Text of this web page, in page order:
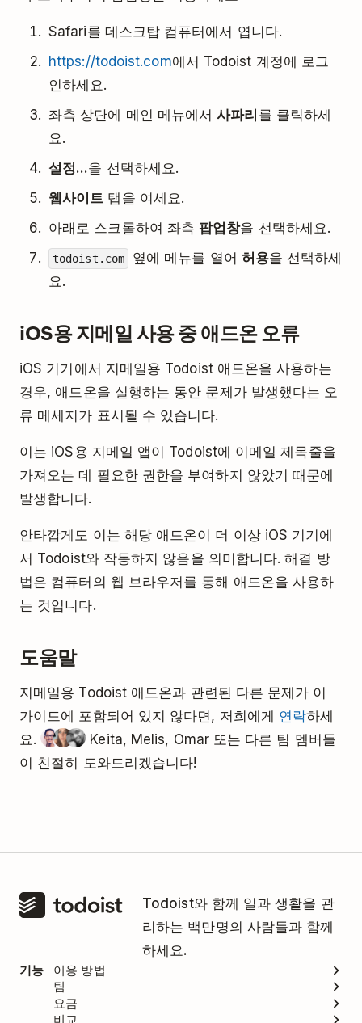
Safari를 데스크탑 컴퓨터에서 엽니다.
https://todoist.com에서 Todoist 계정에 로그
인하세요.
좌측 상단에 메인 메뉴에서사파리 를 클릭하세
요.
설정...을 선택하세요.
웹사이트 탭을 여세요.
아래로 스크롤하여 좌측 팝업창을 선택하세요.
todoist.com 옆에 메뉴를 열어 허용을 선택하세
요.
iOS용 지메일 사용 중 애드온 오류
iOS 기기에서 지메일용 Todoist 애드온을 사용하는
경우, 애드온을 실행하는 동안 문제가 발생했다는 오
류 메세지가 표시될 수 있습니다.
이는 iOS용 지메일 앱이 Todoist에 이메일 제목줄을
가져오는 데 필요한 권한을 부여하지 않았기 때문에
발생합니다.
안타깝게도 이는 해당 애드온이 더 이상 iOS 기기에
서 Todoist와 작동하지 않음을 의미합니다. 해결 방
법은 컴퓨터의 웹 브라우저를 통해 애드온을 사용하
는 것입니다.
도움말
지메일용 Todoist 애드온과 관련된 다른 문제가 이
가이드에 포함되어 있지 않다면, 저희에게 연락하세
요.
Keita, Melis, Omar 또는 다른 팀 멤버들
이 친절히 도와드리겠습니다!
Todoist와 함께 일과 생활을 관
리하는 백만명의 사람들과 함께
하세요.
기능
이용 방법
팀
요금
비교